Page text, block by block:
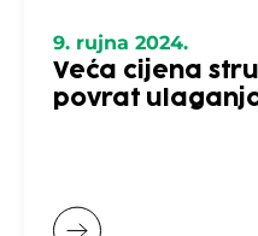
9. rujna 2024.
Veća cijena
povrat